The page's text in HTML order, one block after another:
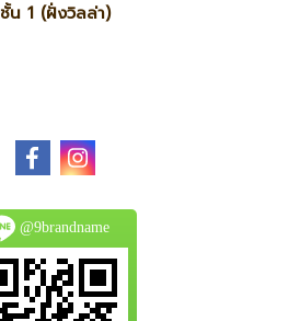
ชั้น 1 (ฝั่งวิลล่า)
@9brandname